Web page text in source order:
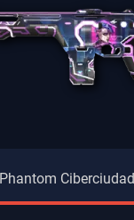
Phantom Ciberciudad